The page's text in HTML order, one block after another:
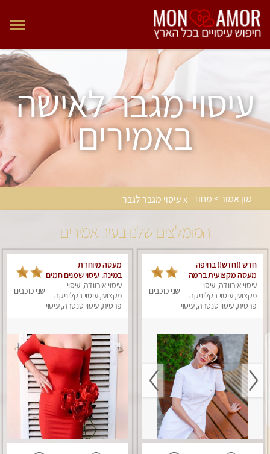
עיסוי מגבר לאישה
באמירים
מון אמור > מחוז x עיסוי מגבר לגבר
המומלצים שלנו בעיר אמירים
חדש !!חדש!! בחיפה
מעסה מקצועית ברמה
גבוה
עיסוי אירוודה, עיסוי
מקצועי, עיסוי בקליניקה
פרטית, עיסוי טנטרה, עיסוי
שני כוכבים
מעסה מיוחדת
במינה. עיסוי שמנים חמים
עיסוי אירוודה, עיסוי
מקצועי, עיסוי בקליניקה
פרטית, עיסוי טנטרה, עיסוי
שני כוכבים